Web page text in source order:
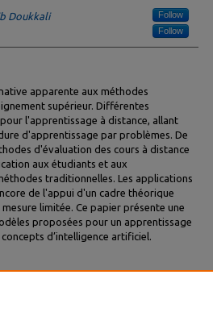
Doukkali Follow
Follow
apparente aux méthodes
supérieur. Différentes
l'apprentissage à distance, allant
d'apprentissage par problèmes. De
d'évaluation des cours à distance
aux étudiants et aux
traditionnelles. Les applications
de l'appui d'un cadre théorique
limitée. Ce papier présente une
proposées pour un apprentissage
d’intelligence artificiel.